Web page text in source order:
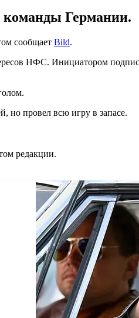
команды Германии.
сообщает Bild.
НФС. Инициатором
провел всю игру в запасе.
редакции.